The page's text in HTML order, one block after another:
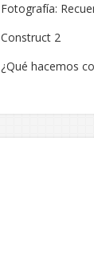
Fotografía:
Construct 2
¿Qué hacemos